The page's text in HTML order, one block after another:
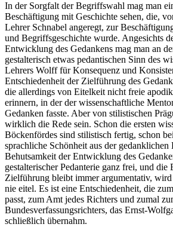
In der Sorgfalt der Begriffswahl mag man
Beschäftigung mit Geschichte sehen, die,
Lehrer Schnabel angeregt, zur
und Begriffsgeschichte wurde. Angesichts
Entwicklung des Gedankens mag man an
gestalterisch etwas pedantischen Sinn des
Lehrers Wolff für Konsequenz und
Entschiedenheit der Zielführung des
die allerdings von Eitelkeit nicht freie
erinnern, in der der wissenschaftliche
Gedanken fasste. Aber von stilistischen
wirklich die Rede sein. Schon die ersten
Böckenfördes sind stilistisch fertig, schon
sprachliche Schönheit aus der
Behutsamkeit der Entwicklung des
gestalterischer Pedanterie ganz frei, und die
Zielführung bleibt immer argumentativ,
nie eitel. Es ist eine Entschiedenheit, die
passt, zum Amt jedes Richters und zumal
Bundesverfassungsrichters, das Ernst-
schließlich übernahm.